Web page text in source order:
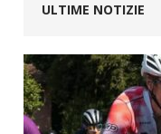
ULTIME NOTIZIE